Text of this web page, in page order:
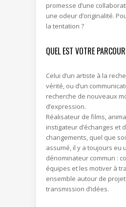
promesse d’une
une odeur d’originalité.
la tentation ?
QUEL EST VOTRE
Celui d’un artiste à la
vérité, ou d’un
recherche de nouveaux
d’expression.
Réalisateur de films,
instigateur d’échanges et
changements, quel que
assumé, il y a toujours eu
dénominateur commun :
équipes et les motiver à
ensemble autour de
transmission d’idées.